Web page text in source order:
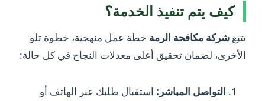
كيف يتم تنفيذ الخدمة؟
تتبع شركة مكافحة الرمة خطة عمل منهجية، خطوة تلو
الأخرى، لضمان تحقيق أعلى معدلات النجاح في كل حالة:
التواصل المباشر: استقبال طلبك عبر الهاتف أو